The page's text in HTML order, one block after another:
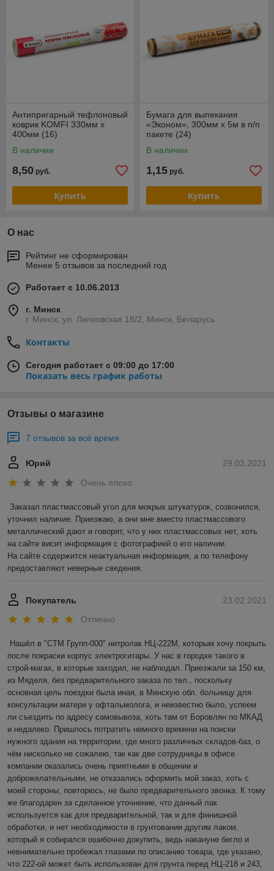
Антипригарный тефлоновый
коврик KOMFI 330мм х
400мм (16)
В наличии
8,50 руб.
Купить
Бумага для выпекания
«Эконом», 300мм х 5м в п/п
пакете (24)
В наличии
1,15 руб.
Купить
О нас
Рейтинг не сформирован
Менее 5 отзывов за последний год
Работает с 10.06.2013
г. Минск
г. Минск, ул. Липковская 18/2, Минск, Беларусь
Контакты
Сегодня работает с 09:00 до 17:00
Показать весь график работы
Отзывы о магазине
7 отзывов за всё время
29.03.2021
Юрий
Очень плохо
Заказал пластмассовый угол для мокрых штукатурок, созвонился,
уточнил наличие. Приезжаю, а они мне вместо пластмассового
металлический дают и говорят, что у них пластмассовых нет, хоть
на сайте висит информация с фотографией о его наличии.
На сайте содержится неактуальная информация, а по телефону
предоставляют неверные сведения.
23.02.2021
Покупатель
Отлично
Нашёл в "СТМ Групп-000" нитролак НЦ-222М, которым хочу покрыть
после покраски корпус электрогитары. У нас в городке такого в
строй-магах, в которые заходил, не наблюдал. Приезжали за 150 км,
из Мяделя, без предварительного заказа по тел., поскольку
основная цель поездки была иная, в Минскую обл. больницу для
консультации матери у офтальмолога, и неизвестно было, успеем
ли съездить по адресу самовывоза, хоть там от Боровлян по МКАД
и недалеко. Пришлось потратить немного времени на поиски
нужного здания на территории, где много различных складов-баз, о
чём нисколько не сожалею, так как две сотрудницы в офисе
компании оказались очень приятными в общении и
доброжелательными, не отказались оформить мой заказ, хоть с
моей стороны, повторюсь, не было предварительного звонка. К тому
же благодарен за сделанное уточнение, что данный лак
используется как для предварительной, так и для финишной
обработки, и нет необходимости в грунтовании другим лаком,
который я собирался ошибочно докупить, ведь накануне бегло и
невнимательно пробежал глазами по описанию товара, где указано,
что 222-ой может быть использован для грунта перед НЦ-218 и 243,